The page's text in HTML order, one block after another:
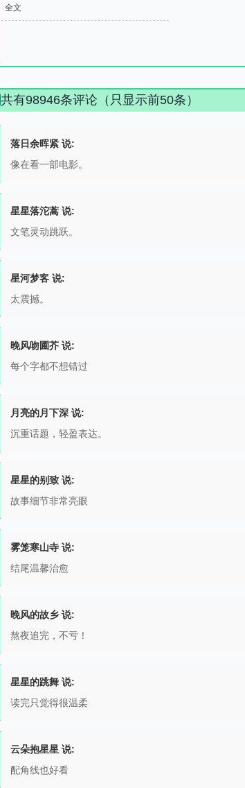
全文
共有98946条评论（只显示前50条）
落日余晖紧 说:
像在看一部电影。
星星落沱蒿 说:
文笔灵动跳跃。
星河梦客 说:
太震撼。
晚风吻圃芥 说:
每个字都不想错过
月亮的月下深 说:
沉重话题，轻盈表达。
星星的别致 说:
故事细节非常亮眼
雾笼寒山寺 说:
结尾温馨治愈
晚风的故乡 说:
熬夜追完，不亏！
星星的跳舞 说:
读完只觉得很温柔
云朵抱星星 说:
配角线也好看